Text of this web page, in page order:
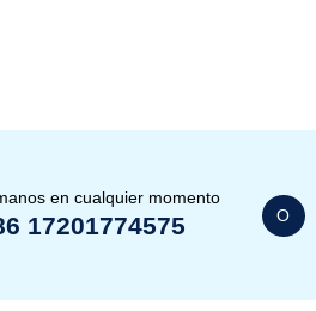
en cualquier momento
17201774575 O